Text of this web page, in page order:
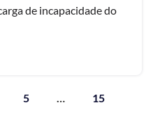
de incapacidade do
5 … 15